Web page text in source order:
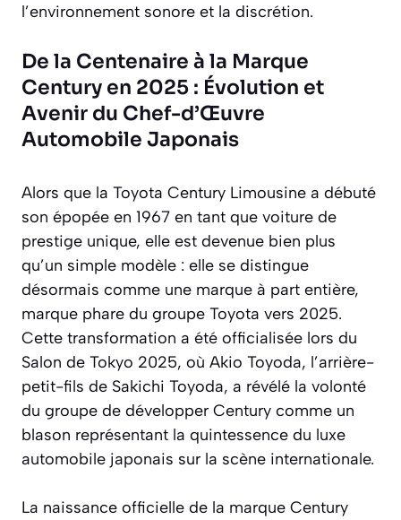
l’environnement sonore et la discrétion.
De la Centenaire à la Marque
Century en 2025 : Évolution et
Avenir du Chef-d’Œuvre
Automobile Japonais
Alors que la Toyota Century Limousine a débuté
son épopée en 1967 en tant que voiture de
prestige unique, elle est devenue bien plus
qu’un simple modèle : elle se distingue
désormais comme une marque à part entière,
marque phare du groupe Toyota vers 2025.
Cette transformation a été officialisée lors du
Salon de Tokyo 2025, où Akio Toyoda, l’arrière-
petit-fils de Sakichi Toyoda, a révélé la volonté
du groupe de développer Century comme un
blason représentant la quintessence du luxe
automobile japonais sur la scène internationale.
La naissance officielle de la marque Century